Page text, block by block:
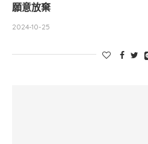
願意放棄
2024-10-25